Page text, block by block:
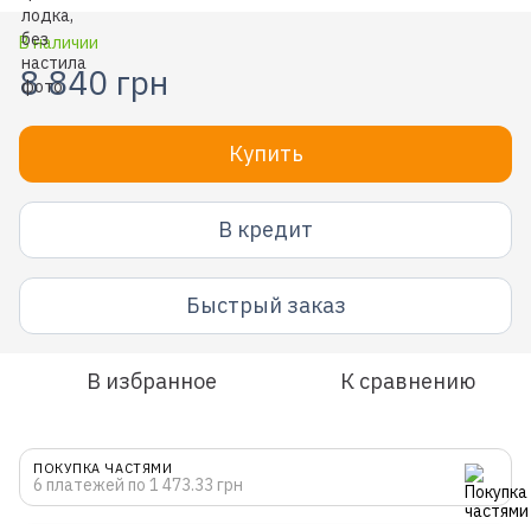
В наличии
8 840 грн
Купить
В кредит
Быстрый заказ
В избранное К сравнению
ПОКУПКА ЧАСТЯМИ
6 платежей по 1 473.33 грн